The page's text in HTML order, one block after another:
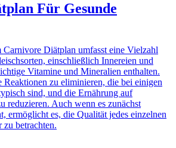
Für Gesunde
Carnivore Diätplan umfasst eine Vielzahl
einschließlich Innereien und
Vitamine und Mineralien enthalten.
Reaktionen zu eliminieren, die bei einigen
sind, und die Ernährung auf
reduzieren. Auch wenn es zunächst
ermöglicht es, die Qualität jedes einzelnen
zu betrachten.